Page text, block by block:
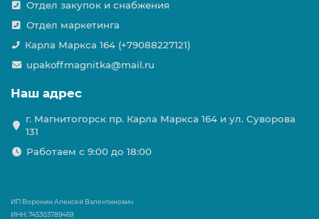
Отдел закупок и снабжения
Отдел маркетинга
Карла Маркса 164 (+79088227121)
upakoffmagnitka@mail.ru
Наш адрес
г. Магнитогорск пр. Карла Маркса 164 и ул. Суворова
131
Работаем с 9:00 до 18:00
ИП Воронин Алексей Валентинович
ИНН: 745303789469